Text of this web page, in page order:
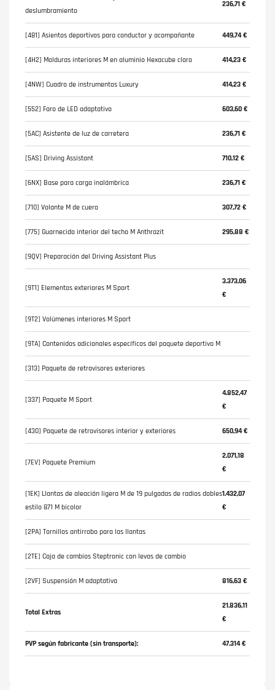
deslumbramiento
236,71 €
[481] Asientos deportivos para conductor y acompañante 449,74 €
[4H2] Molduras interiores M en aluminio Hexacube claro 414,23 €
[4NW] Cuadro de instrumentos Luxury 414,23 €
[552] Faro de LED adaptativo 603,60 €
[5AC] Asistente de luz de carretera 236,71 €
[5AS] Driving Assistant 710,12 €
[6NX] Base para carga inalámbrica 236,71 €
[710] Volante M de cuero 307,72 €
[775] Guarnecido interior del techo M Anthrazit 295,88 €
[9QV] Preparación del Driving Assistant Plus
[9T1] Elementos exteriores M Sport
3.373,06
€
[9T2] Volúmenes interiores M Sport
[9TA] Contenidos adicionales específicos del paquete deportivo M
[313] Paquete de retrovisores exteriores
[337] Paquete M Sport
4.852,47
€
[430] Paquete de retrovisores interior y exteriores 650,94 €
[7EV] Paquete Premium
2.071,18
€
[1EK] Llantas de aleación ligera M de 19 pulgadas de radios dobles
estilo 871 M bicolor
1.432,07
€
[2PA] Tornillos antirrobo para las llantas
[2TE] Caja de cambios Steptronic con levas de cambio
[2VF] Suspensión M adaptativa 816,63 €
Total Extras
21.836,11
€
PVP según fabricante (sin transporte): 47.314 €